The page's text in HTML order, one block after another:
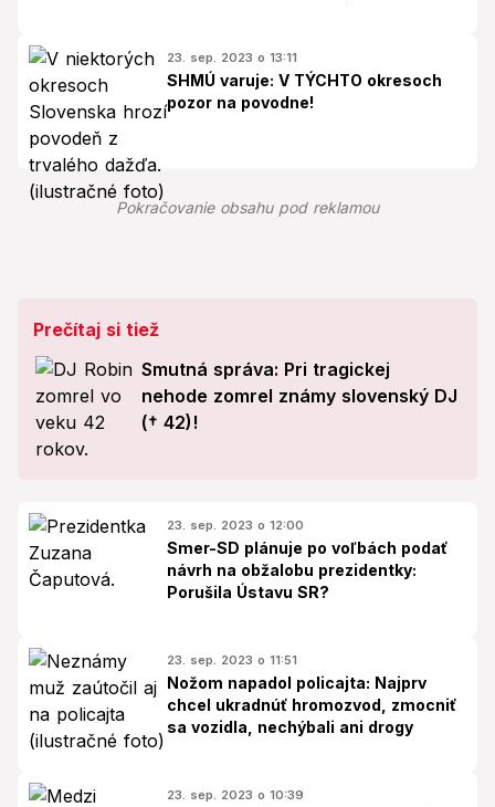
23. sep. 2023 o 13:11
SHMÚ varuje: V TÝCHTO okresoch
pozor na povodne!
Pokračovanie obsahu pod reklamou
Prečítaj si tiež
Smutná správa: Pri tragickej
nehode zomrel známy slovenský DJ
(† 42)!
23. sep. 2023 o 12:00
Smer-SD plánuje po voľbách podať
návrh na obžalobu prezidentky:
Porušila Ústavu SR?
23. sep. 2023 o 11:51
Nožom napadol policajta: Najprv
chcel ukradnúť hromozvod, zmocniť
sa vozidla, nechýbali ani drogy
23. sep. 2023 o 10:39